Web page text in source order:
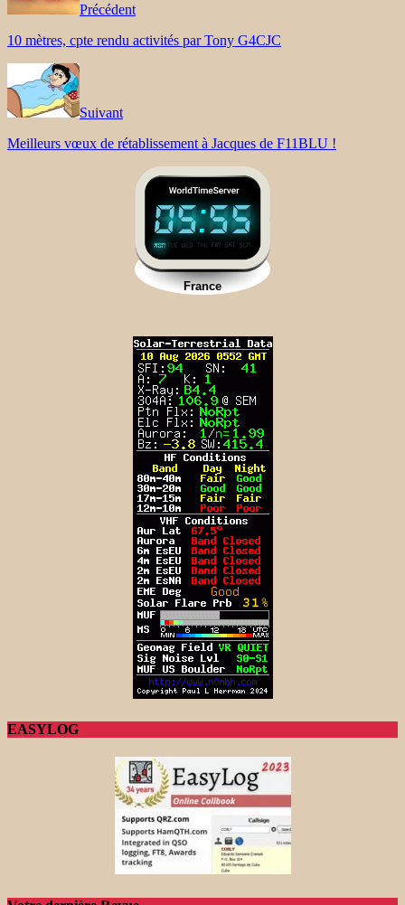
Précédent
10 mètres, cpte rendu activités par Tony G4CJC
Suivant
Meilleurs vœux de rétablissement à Jacques de F11BLU !
EASYLOG